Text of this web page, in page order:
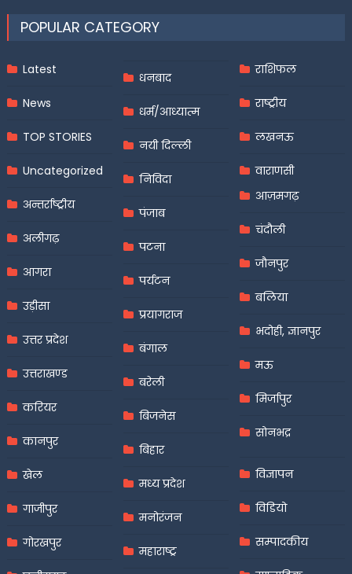
POPULAR CATEGORY
Latest
News
TOP STORIES
Uncategorized
अन्तर्राष्ट्रीय
अलीगढ़
आगरा
उड़ीसा
उत्तर प्रदेश
उत्तराखण्ड
करियर
कानपुर
खेल
गाजीपुर
गोरखपुर
धनबाद
धर्म/आध्यात्म
नयी दिल्ली
निविदा
पंजाब
पटना
पर्यटन
प्रयागराज
बंगाल
बरेली
बिजनेस
बिहार
मध्य प्रदेश
मनोरंजन
महाराष्ट्र
राशिफल
राष्ट्रीय
लखनऊ
वाराणसी
आज़मगढ़
चंदौली
जौनपुर
बलिया
भदोही, ज्ञानपुर
मऊ
मिर्जापुर
सोनभद्र
विज्ञापन
विडियो
सम्पादकीय